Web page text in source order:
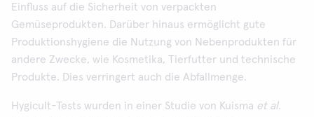
Einfluss auf die Sicherheit von verpackten
Gemüseprodukten. Darüber hinaus ermöglicht gute
Produktionshygiene die Nutzung von Nebenprodukten für
andere Zwecke, wie Kosmetika, Tierfutter und technische
Produkte. Dies verringert auch die Abfallmenge.
Hygicult-Tests wurden in einer Studie von Kuisma et al.